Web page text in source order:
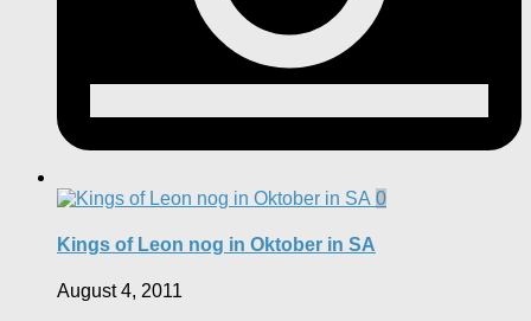
0
Kings of Leon nog in Oktober in SA
August 4, 2011